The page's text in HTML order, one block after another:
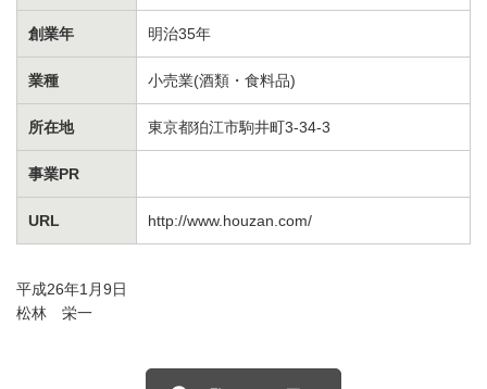
創業年 明治35年
業種 小売業(酒類・食料品)
所在地 東京都狛江市駒井町3-34-3
事業PR
URL http://www.houzan.com/
平成26年1月9日
松林 栄一